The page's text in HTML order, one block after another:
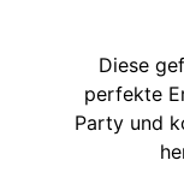
Diese
perfekte
Party und